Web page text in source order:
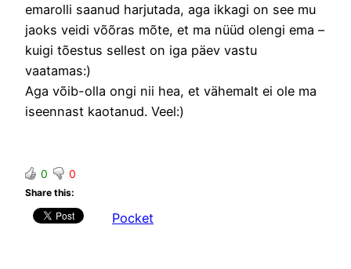
emarolli saanud harjutada, aga ikkagi on see mu
jaoks veidi võõras mõte, et ma nüüd olengi ema –
kuigi tõestus sellest on iga päev vastu
vaatamas:)
Aga võib-olla ongi nii hea, et vähemalt ei ole ma
iseennast kaotanud. Veel:)
0 0
Share this:
Pocket